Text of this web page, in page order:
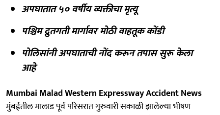
अपघातात ५० वर्षीय व्यक्तीचा मृत्यू
पश्चिम द्रुतगती मार्गावर मोठी वाहतूक कोंडी
पोलिसांनी अपघाताची नोंद करून तपास सुरू केला
आहे
Mumbai Malad Western Expressway Accident News
मुंबईतील मालाड पूर्व परिसरात गुरुवारी सकाळी झालेल्या भीषण